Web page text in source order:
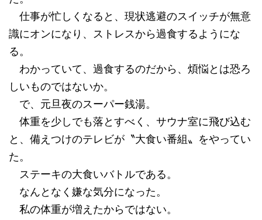
仕事が忙しくなると、現状逃避のスイッチが無意
識にオンになり、ストレスから過食するようにな
る。
わかっていて、過食するのだから、煩悩とは恐ろ
しいものではないか。
で、元旦夜のスーパー銭湯。
体重を少しでも落とすべく、サウナ室に飛び込む
と、備えつけのテレビが〝大食い番組〟をやってい
た。
ステーキの大食いバトルである。
なんとなく嫌な気分になった。
私の体重が増えたからではない。